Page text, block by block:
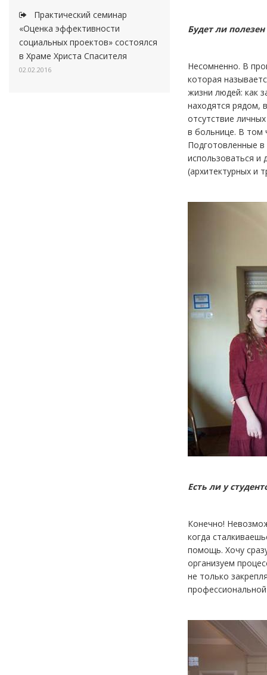
Практический семинар
«Оценка эффективности
социальных проектов» состоялся
в Храме Христа Спасителя
02.02.2016
Будет ли
Несомненно. В
которая
жизни людей: как
находятся рядом,
отсутствие
в больнице. В том
Подготовленные в
использоваться и
(архитектурных и
Есть ли у
Конечно!
когда
помощь. Хочу
организуем
не только